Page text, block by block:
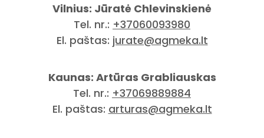
Vilnius: Jūratė Chlevinskienė
Tel. nr.: +37060093980
El. paštas: jurate@agmeka.lt
Kaunas: Artūras Grabliauskas
Tel. nr.: +37069889884
El. paštas: arturas@agmeka.lt